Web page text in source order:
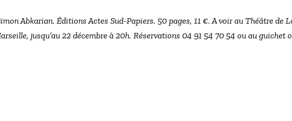
Abkarian. Éditions Actes Sud-Papiers. 50 pages, 11 €. A voir au Théâtre de
jusqu’au 22 décembre à 20h. Réservations 04 91 54 70 54 ou au guichet